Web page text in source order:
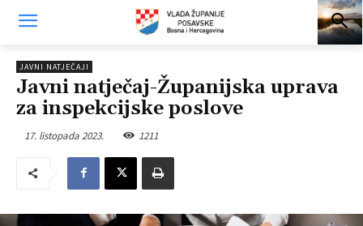
JAVNI NATJEČAJI
Javni natječaj-Županijska uprava
za inspekcijske poslove
17. listopada 2023. 1211